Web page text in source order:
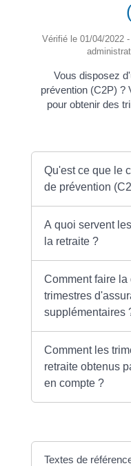
Vérifié le 01/04/2022
Vous disposez
prévention (C2P) ?
pour obtenir des
Qu'est ce que le
de prévention
A quoi servent
la retraite ?
Comment faire
trimestres
supplémentaires
Comment les
retraite obtenus
en compte ?
Textes de